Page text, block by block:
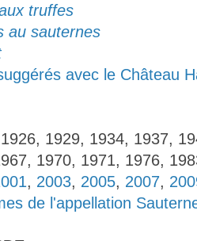
truffes
au sauternes
avec le Château
1929, 1934, 1937,
1970, 1971, 1976,
, 2003, 2005, 2007,
de l'appellation